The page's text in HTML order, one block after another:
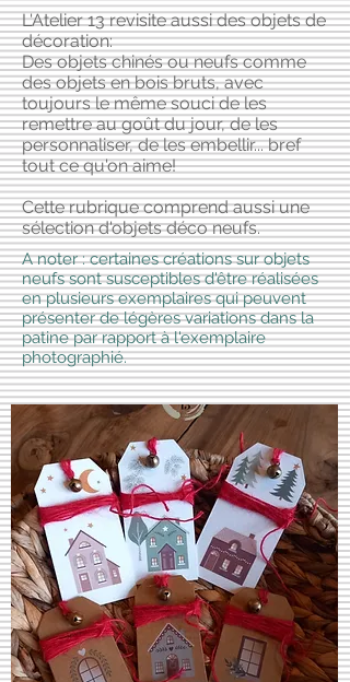
L'Atelier 13 revisite aussi des objets de
décoration:
Des objets chinés ou neufs comme
des objets en bois bruts, avec
toujours le même souci de les
remettre au goût du jour, de les
personnaliser, de les embellir... bref
tout ce qu'on aime!
Cette rubrique comprend aussi une
sélection d'objets déco neufs.
A noter : certaines créations sur objets
neufs sont susceptibles d'être réalisées
en plusieurs exemplaires qui peuvent
présenter de légères variations dans la
patine par rapport à l'exemplaire
photographié.